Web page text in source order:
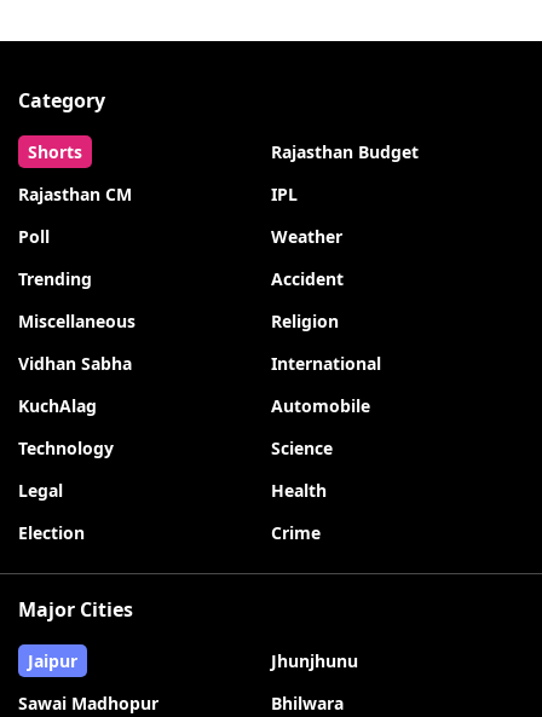
Category
Shorts
Rajasthan Budget
Rajasthan CM
IPL
Poll
Weather
Trending
Accident
Miscellaneous
Religion
Vidhan Sabha
International
KuchAlag
Automobile
Technology
Science
Legal
Health
Election
Crime
Major Cities
Jaipur
Jhunjhunu
Sawai Madhopur
Bhilwara